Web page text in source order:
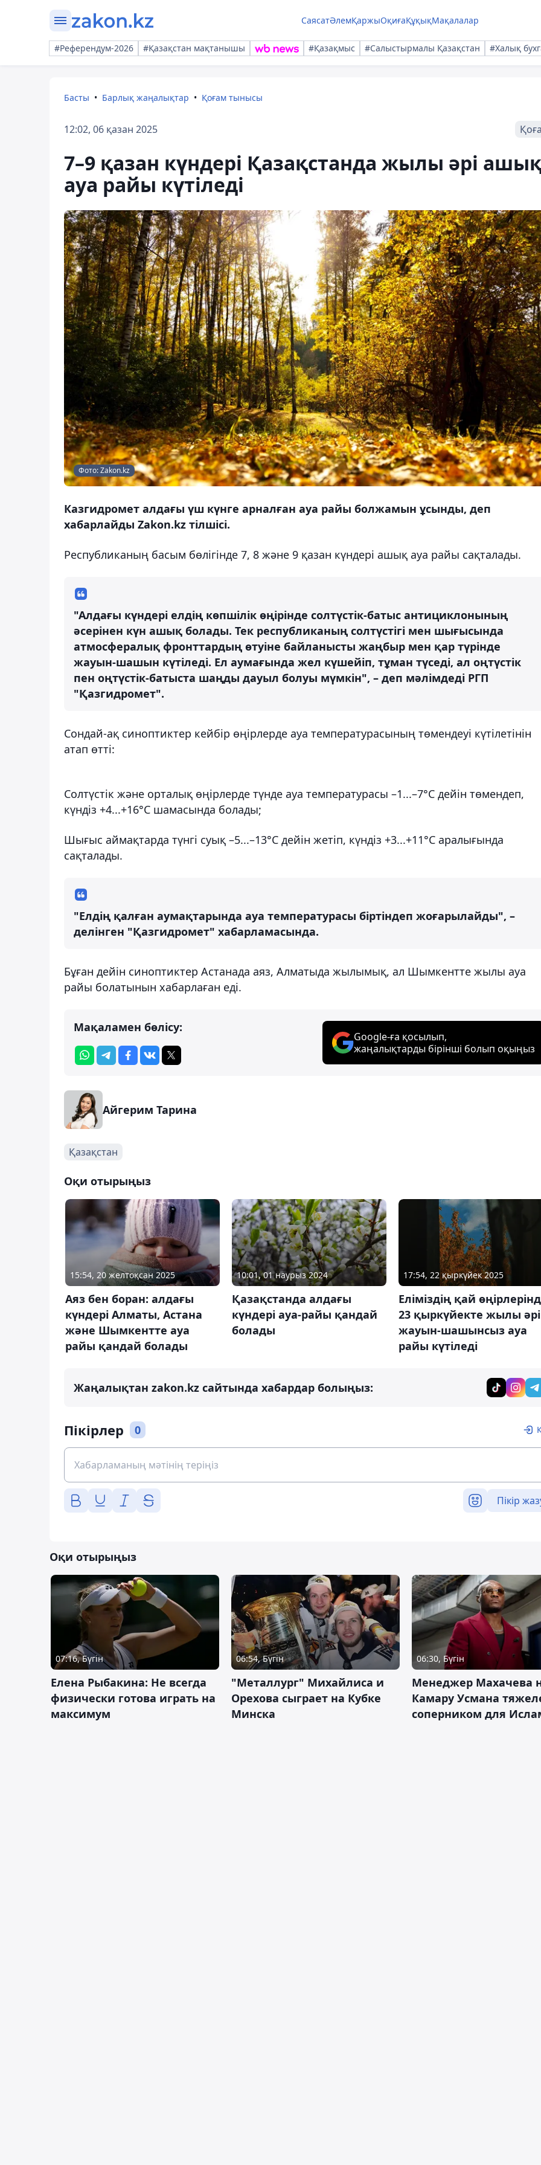
СаясатӘлемҚаржыОқиғаҚұқықМақалалар
#Референдум-2026 #Қазақстан мақтанышы #Қазақмыс #Салыстырмалы Қазақстан #Халық
Басты Барлық жаңалықтар Қоғам тынысы
12:02, 06 қазан 2025
7–9 қазан күндері Қазақстанда жылы әрі
ауа райы күтіледі
Фото: Zakon.kz
Казгидромет алдағы үш күнге арналған ауа райы болжамын ұсынды, деп
хабарлайды Zakon.kz тілшісі.
Республиканың басым бөлігінде 7, 8 және 9 қазан күндері ашық ауа райы сақталады.
"Алдағы күндері елдің көпшілік өңірінде солтүстік-батыс антициклонының
әсерінен күн ашық болады. Тек республиканың солтүстігі мен шығысында
атмосфералық фронттардың өтуіне байланысты жаңбыр мен қар түрінде
жауын-шашын күтіледі. Ел аумағында жел күшейіп, тұман түседі, ал оңтүстік
пен оңтүстік-батыста шаңды дауыл болуы мүмкін", – деп мәлімдеді РГП
"Қазгидромет".
Сондай-ақ синоптиктер кейбір өңірлерде ауа температурасының төмендеуі күтілетінін
атап өтті:
Солтүстік және орталық өңірлерде түнде ауа температурасы –1...–7°С дейін төмендеп,
күндіз +4...+16°С шамасында болады;
Шығыс аймақтарда түнгі суық –5...–13°С дейін жетіп, күндіз +3...+11°С аралығында
сақталады.
"Елдің қалған аумақтарында ауа температурасы біртіндеп жоғарылайды", –
делінген "Қазгидромет" хабарламасында.
Бұған дейін синоптиктер Астанада аяз, Алматыда жылымық, ал Шымкентте жылы ауа
райы болатынын хабарлаған еді.
Мақаламен бөлісу:
Google-ға қосылып,
жаңалықтарды бірінші болып оқыңыз
Айгерим Тарина
Қазақстан
Оқи отырыңыз
15:54, 20 желтоқсан 2025
Аяз бен боран: алдағы
күндері Алматы, Астана
және Шымкентте ауа
райы қандай болады
10:01, 01 наурыз 2024
Қазақстанда алдағы
күндері ауа-райы қандай
болады
17:54, 22 қыркүйек 2025
Еліміздің қай
23 қыркүйекте жылы әрі
жауын-шашынсыз ауа
райы күтіледі
Жаңалықтан zakon.kz сайтында хабардар болыңыз:
Пікірлер 0
Пікір
Оқи отырыңыз
07:16, Бүгін
Елена Рыбакина: Не всегда
физически готова играть на
максимум
06:54, Бүгін
"Металлург" Михайлиса и
Орехова сыграет на Кубке
Минска
06:30, Бүгін
Менеджер Махачева
Камару Усмана
соперником для